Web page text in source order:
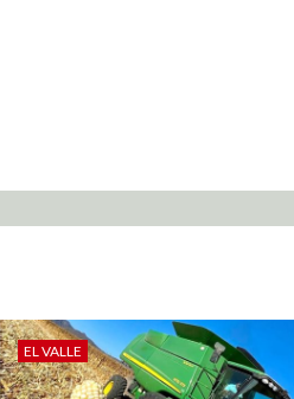
EL VALLE